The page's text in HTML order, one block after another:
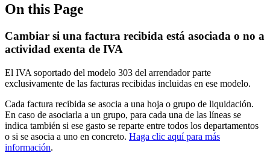
On this Page
Cambiar si una factura recibida está asociada o no a
actividad exenta de IVA
El IVA soportado del modelo 303 del arrendador parte
exclusivamente de las facturas recibidas incluidas en ese modelo.
Cada factura recibida se asocia a una hoja o grupo de liquidación.
En caso de asociarla a un grupo, para cada una de las líneas se
indica también si ese gasto se reparte entre todos los departamentos
o si se asocia a uno en concreto. Haga clic aquí para más
información.